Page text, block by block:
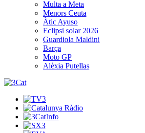
Multa a Meta
Menors Ceuta
Àtic Ayuso
Eclipsi solar 2026
Guardiola Maldini
Barça
Moto GP
Alèxia Putellas